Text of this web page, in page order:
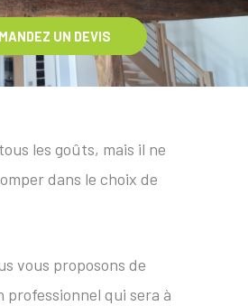
UN DEVIS
les goûts, mais il ne
dans le choix de
vous proposons de
qui sera à